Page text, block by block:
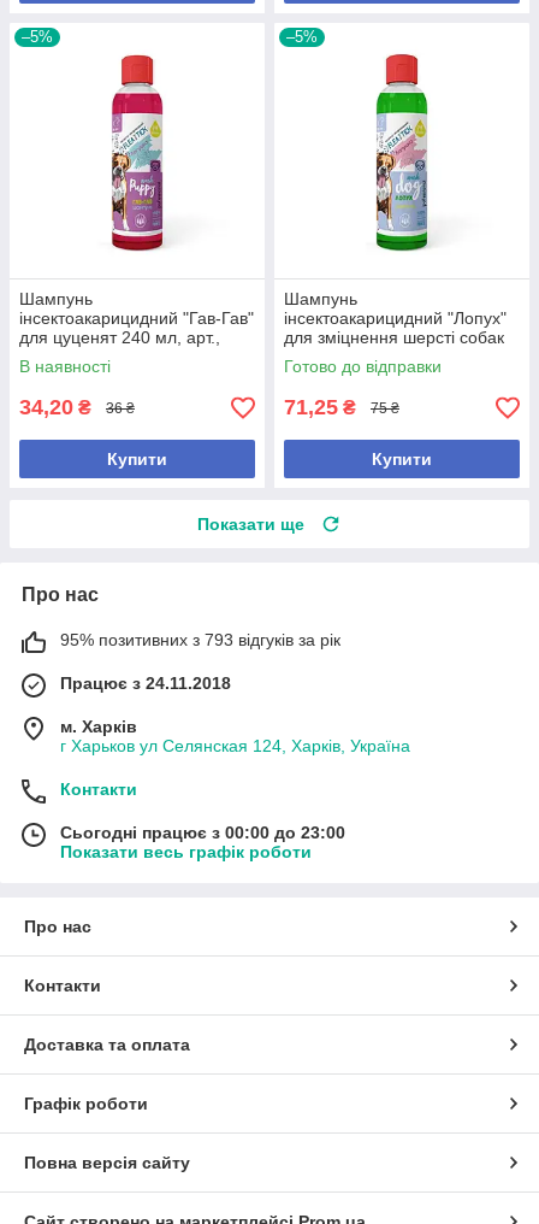
–5%
Шампунь
інсектоакарицидний "Гав-Гав"
для цуценят 240 мл, арт.,
(21679), В наявності, 240 мл
В наявності
34,20 ₴ 36 ₴
Купити
–5%
Шампунь
інсектоакарицидний "Лопух"
для зміцнення шерсті собак
240 мл, арт.,(21693), В
наявності, 240 мл
Готово до відправки
71,25 ₴ 75 ₴
Купити
Показати ще
Про нас
95% позитивних з 793 відгуків за рік
Працює з 24.11.2018
м. Харків
г Харьков ул Селянская 124, Харків, Україна
Контакти
Сьогодні працює з 00:00 до 23:00
Показати весь графік роботи
Про нас
Контакти
Доставка та оплата
Графік роботи
Повна версія сайту